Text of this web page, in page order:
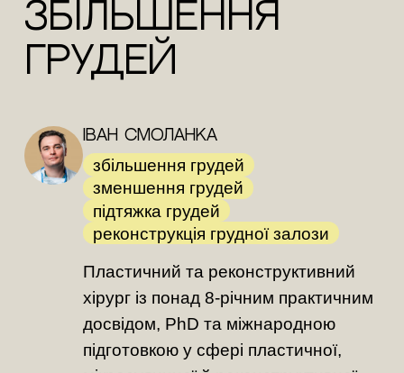
збільшення
грудей
Іван Смоланка
збільшення грудей
зменшення грудей
підтяжка грудей
реконструкція грудної залози
Пластичний та реконструктивний
хірург із понад 8-річним практичним
досвідом, PhD та міжнародною
підготовкою у сфері пластичної,